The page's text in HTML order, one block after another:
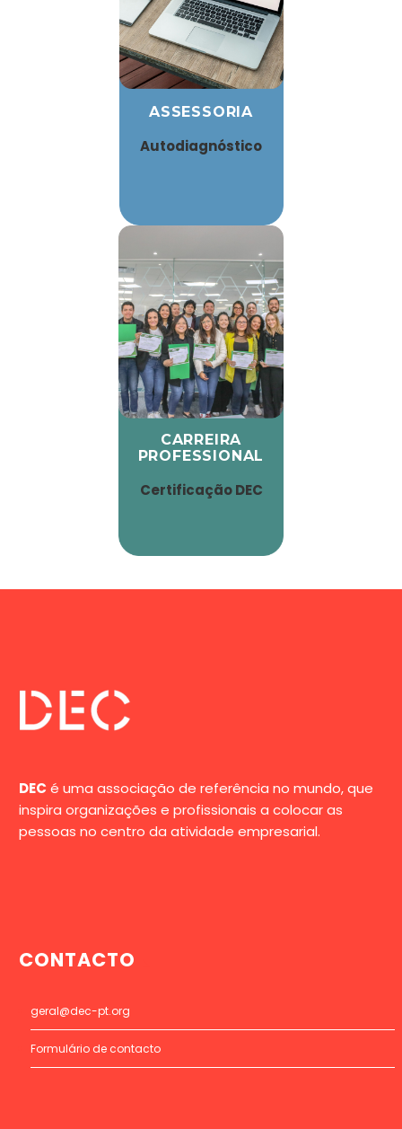
ASSESSORIA
Autodiagnóstico
CARREIRA
PROFESSIONAL
Certificação DEC
DEC é uma associação de referência no mundo, que
inspira organizações e profissionais a colocar as
pessoas no centro da atividade empresarial.
CONTACTO
geral@dec-pt.org
Formulário de contacto